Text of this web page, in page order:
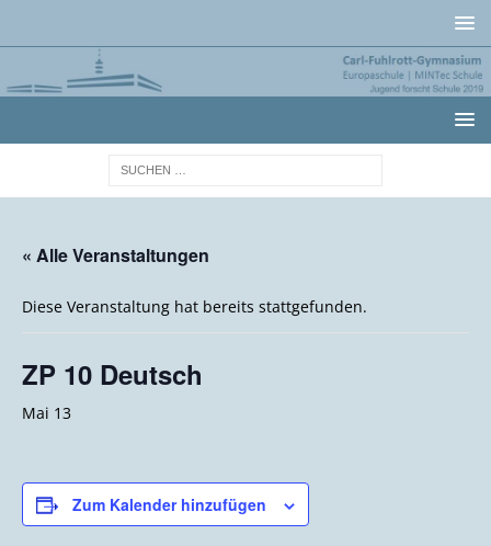
« Alle Veranstaltungen
Diese Veranstaltung hat bereits stattgefunden.
ZP 10 Deutsch
Mai 13
Zum Kalender hinzufügen